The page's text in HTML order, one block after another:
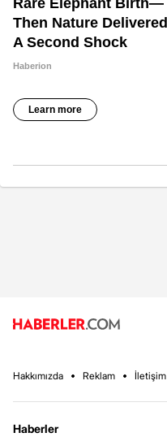
Hakkımızda Reklam İletişim
Haberler